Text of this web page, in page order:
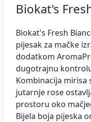
Biokat's
Biokat's Fresh
pijesak za mačke
dodatkom
dugotrajnu
Kombinacija mirisa
jutarnje rose
prostoru oko
Bijela boja pijeska